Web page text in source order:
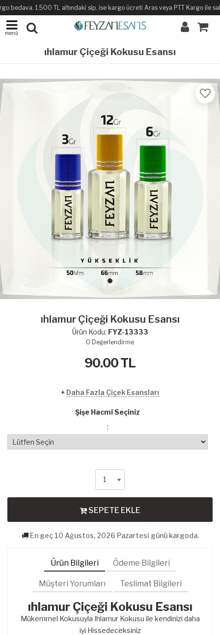
bedava. 1.500 TL altındaki sip. ise kargo ücreti Aras veya PTT Kargo ile
menü
ıhlamur Çiçeği Kokusu Esansı
ıhlamur Çiçeği Kokusu Esansı
Ürün Kodu: FYZ-13333
0 Değerlendirme
90.00TL
+ Daha Fazla Çiçek Esansları
Şişe Hacmi Seçiniz
:
SEPETE EKLE
En geç 10 Ağustos, 2026 Pazartesi günü kargoda.
Ürün Bilgileri Ödeme Bilgileri
Müşteri Yorumları Teslimat Bilgileri
ıhlamur Çiçeği Kokusu Esansı
Mükemmel Kokusuyla Ihlamur Kokusu ile kendinizi daha
iyi Hissedeceksiniz